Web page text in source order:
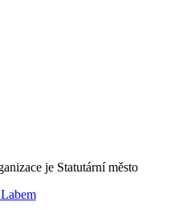
je Statutární město